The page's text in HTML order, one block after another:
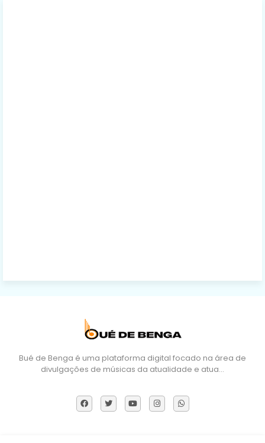
Bué de Benga é uma plataforma digital focado na área de
divulgações de músicas da atualidade e atua…